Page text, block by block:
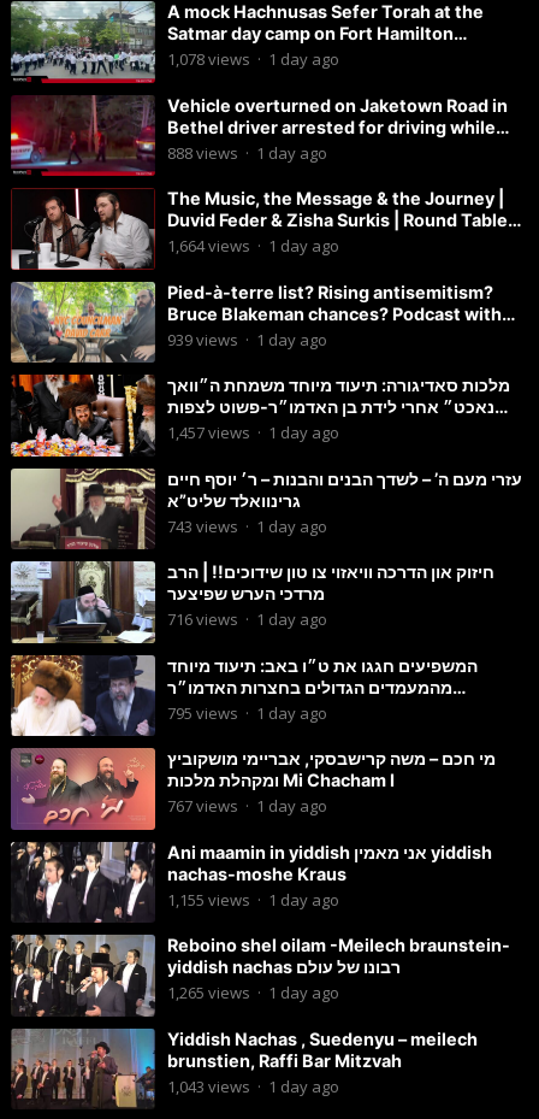
A mock Hachnusas Sefer Torah at the
Satmar day camp on Fort Hamilton
Parkway.
1,078views · 1 day ago
Vehicle overturned on Jaketown Road in
Bethel driver arrested for driving while
intoxicated.
888views · 1 day ago
The Music, the Message & the Journey |
Duvid Feder & Zisha Surkis | Round Table
#11
1,664views · 1 day ago
Pied-à-terre list? Rising antisemitism?
Bruce Blakeman chances? Podcast with
Councilman David Carr!
939views · 1 day ago
מלכות סאדיגורה: תיעוד מיוחד משמחת ה״וואך
נאכט״ אחרי לידת בן האדמו״ר-פשוט לצפות
ולהנות
1,457views · 1 day ago
עזרי מעם ה’ – לשדך הבנים והבנות – ר׳ יוסף חיים
גרינוואלד שליט”א
743 views · 1 day ago
חיזוק און הדרכה וויאזוי צו טון שידוכים!! | הרב
מרדכי הערש שפיצער
716views · 1 day ago
המשפיעים חגגו את ט״ו באב: תיעוד מיוחד
מהמעמדים הגדולים בחצרות האדמו״ר
מסטוטשין והגרי״מ מורגשטרן
795 views · 1 day ago
מי חכם – משה קרישבסקי, אבריימי מושקוביץ
ומקהלת מלכות Mi Chacham I
767views · 1 day ago
Ani maamin in yiddish אני מאמין yiddish
nachas-moshe Kraus
1,155 views · 1 day ago
Reboino shel oilam -Meilech braunstein-
yiddish nachas רבונו של עולם
1,265 views · 1 day ago
Yiddish Nachas , Suedenyu – meilech
brunstien, Raffi Bar Mitzvah
1,043 views · 1 day ago